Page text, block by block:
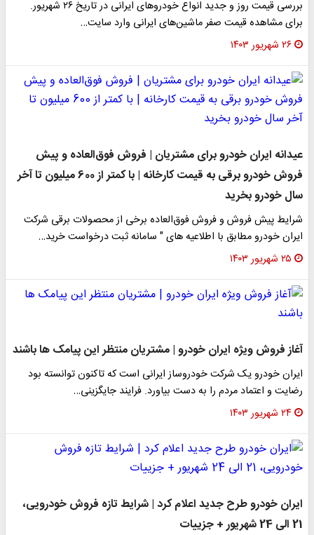
بررسی قیمت روز و جدید انواع خودرو‌های ایرانی در تاریخ ۲۶ شهریور.
برای مشاهده قیمت صفر ماشین‌های ایرانی وارد سایت…
۲۶ شهریور ۱۴۰۳
عیدانه ایران خودرو برای مشتریان | فروش فوق‌العاده و پیش
فروش خودرو برقی به قیمت کارخانه | با کمتر از 600 میلیون تا آخر
سال خودرو بخرید
شرایط پیش فروش و فروش فوق‌العاده برخی از محصولات برقی شرکت
ایران خودرو مطابق با اطلاعیه های " سامانه ثبت درخواست خرید…
۲۵ شهریور ۱۴۰۳
آغاز فروش ویژه ایران خودرو | مشتریان منتظر این پیامک ها باشند
ایران خودرو یک شرکت خودروساز ایرانی است که تاکنون توانسته بود
رضایت و اعتماد مردم را به دست بیاورد. فرایند جایگزینی…
۲۴ شهریور ۱۴۰۳
ایران خودرو طرح جدید اعلام کرد | شرایط تازه فروش خودرویی،
21 الی 24 شهریور + جزییات